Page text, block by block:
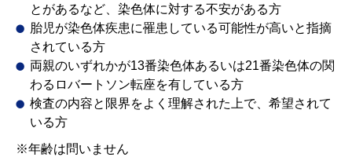
とがあるなど、染色体に対する不安がある方
胎児が染色体疾患に罹患している可能性が高いと指摘
されている方
両親のいずれかが13番染色体あるいは21番染色体の関
わるロバートソン転座を有している方
検査の内容と限界をよく理解された上で、希望されて
いる方
※年齢は問いません